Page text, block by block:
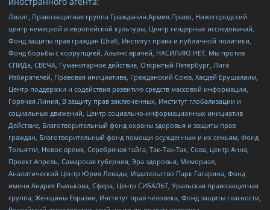
Лилит, Правозащитная группа Гражданин.Армия.Право, Нижегородский
центр немецкой и европейской культуры, Центр гендерных исследований,
Фонд защиты прав граждан Штаб, Институт права и публичной политики,
Фонд борьбы с коррупцией, Альянс врачей, НАСИЛИЮ.НЕТ, Мы против
СПИДа, СВЕЧА, Гуманитарное действие, Открытый Петербург, Лига
Избирателей, Правовая инициатива, Гражданский Союз, Хасдей Ерушалаим,
Центр поддержки и содействия развитию средств массовой информации,
Горячая Линия, В защиту прав заключенных, Институт глобализации и
социальных движений, Центр социально-информационных инициатив
Действие, Благотворительный фонд охраны здоровья и защиты прав
граждан, Благотворительный фонд помощи осужденным и их семьям, Фонд
Тольятти, Новое время, Серебряная тайга, Так-Так-Так, Сова, центр Анна,
Проект Апрель, Самарская губерния, Эра здоровья, Мемориал,
Аналитический Центр Юрия Левады, Издательство Парк Гагарина, Фонд
имени Андрея Рылькова, Сфера, Центр СИБАЛЬТ, Уральская правозащитная
группа, Женщины Евразии, Институт прав человека, Фонд защиты гласности,